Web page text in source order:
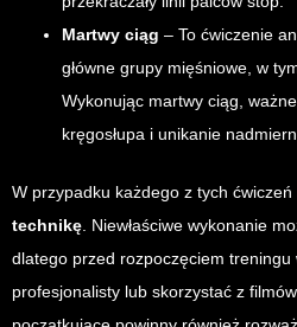
Martwy ciąg – To ćwiczenie
główne grupy mięśniowe, w
Wykonując martwy ciąg,
kręgosłupa i unikanie
W przypadku każdego z tych
technikę . Niewłaściwe wykonanie
dlatego przed rozpoczęciem
profesjonalisty lub skorzystać z